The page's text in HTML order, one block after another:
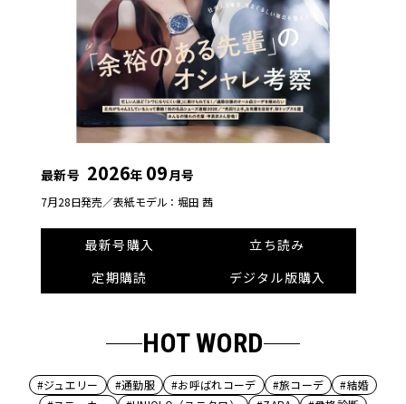
最新号 2026年 09月号
7月28日発売／表紙モデル：堀田 茜
最新号購入
立ち読み
定期購読
デジタル版購入
HOT WORD
#ジュエリー #通勤服 #お呼ばれコーデ #旅コーデ
#結婚